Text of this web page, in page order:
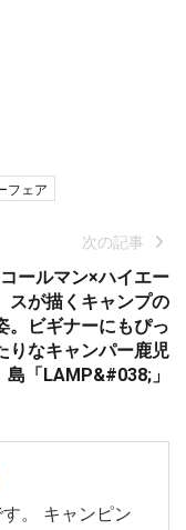
フェア
次の記事
コールマン×ハイエー
スが描くキャンプの
。ビギナーにもぴっ
りなキャンパー鹿児
島「LAMP&#038;」
。 キャンピン